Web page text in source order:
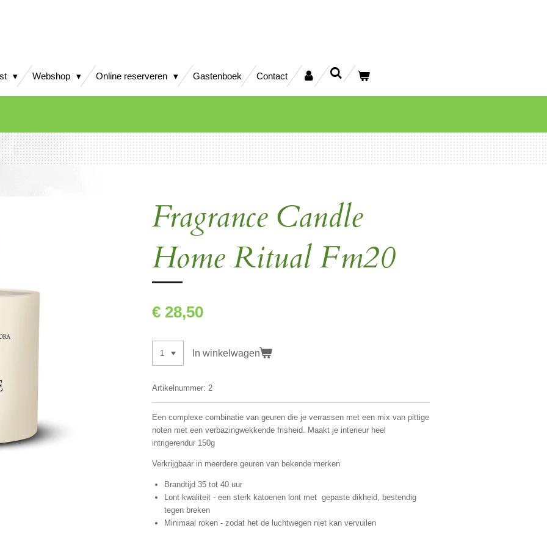
Webshop Online reserveren Gastenboek Contact
Fragrance Candle
Home Ritual Fm20
€ 28,50
In winkelwagen
Artikelnummer: 2
Een complexe combinatie van geuren die je verrassen met een mix van pittige
noten met een verbazingwekkende frisheid. Maakt je interieur heel
intrigerendur 150g
Verkrijgbaar in meerdere geuren van bekende merken
Brandtijd 35 tot 40 uur
Lont kwaliteit - een sterk katoenen lont met gepaste dikheid, bestendig
tegen breken
Minimaal roken - zodat het de luchtwegen niet kan vervuilen